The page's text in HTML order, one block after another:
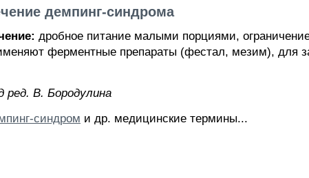
демпинг-синдрома
дробное питание малыми порциями,
ферментные препараты (фестал, мезим), для
peд. B. Бopoдyлинa
синдром и др. медицинские термины...